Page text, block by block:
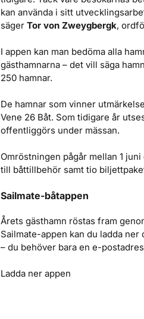
kan använda i sitt
säger Tor von Zweygbergk,
I appen kan man bedöma alla
gästhamnarna – det vill säga
250 hamnar.
De hamnar som vinner
Vene 26 Båt. Som tidigare år
offentliggörs under mässan.
Omröstningen pågår mellan 1
till båttillbehör samt tio
Sailmate-båtappen
Årets gästhamn röstas fram
Sailmate-appen kan du ladda
– du behöver bara en e-
Ladda ner appen